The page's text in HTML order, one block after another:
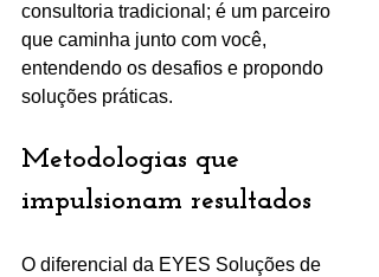
consultoria tradicional; é um parceiro
que caminha junto com você,
entendendo os desafios e propondo
soluções práticas.
Metodologias que
impulsionam resultados
O diferencial da EYES Soluções de